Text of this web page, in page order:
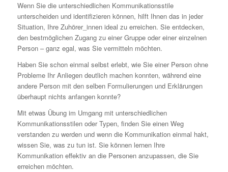
Wenn Sie die unterschiedlichen Kommunikationsstile
unterscheiden und identifizieren können, hilft Ihnen das in jeder
Situation, Ihre Zuhörer_innen ideal zu erreichen. Sie entdecken,
den bestmöglichen Zugang zu einer Gruppe oder einer einzelnen
Person – ganz egal, was Sie vermitteln möchten.
Haben Sie schon einmal selbst erlebt, wie Sie einer Person ohne
Probleme Ihr Anliegen deutlich machen konnten, während eine
andere Person mit den selben Formulierungen und Erklärungen
überhaupt nichts anfangen konnte?
Mit etwas Übung im Umgang mit unterschiedlichen
Kommunikationsstilen oder Typen, finden Sie einen Weg
verstanden zu werden und wenn die Kommunikation einmal hakt,
wissen Sie, was zu tun ist. Sie können lernen Ihre
Kommunikation effektiv an die Personen anzupassen, die Sie
erreichen möchten.